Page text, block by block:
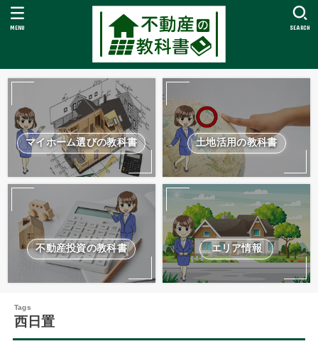
SEARCH
MENU
マイホーム選びの教科書 土地活用の教科書
不動産投資の教科書 エリア情報
西日置